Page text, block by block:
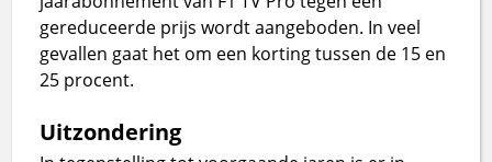
gereduceerde prijs wordt aangeboden. In veel
gevallen gaat het om een korting tussen de 15 en
25 procent.
Uitzondering